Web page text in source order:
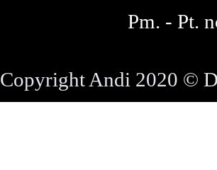
Pm. - Pt.
Copyright Andi 2020 ©